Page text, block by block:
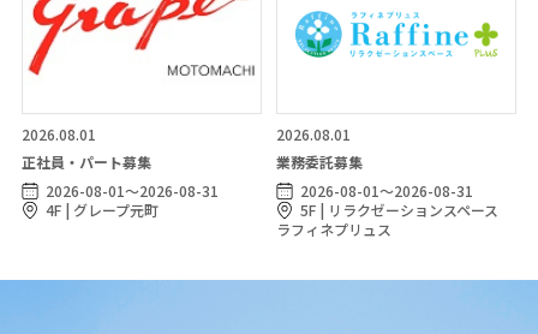
2026.08.01
正社員・パート募集
2026-08-01～2026-08-31
4F | グレープ元町
2026.08.01
業務委託募集
2026-08-01～2026-08-31
5F | リラクゼーションスペース
ラフィネプリュス